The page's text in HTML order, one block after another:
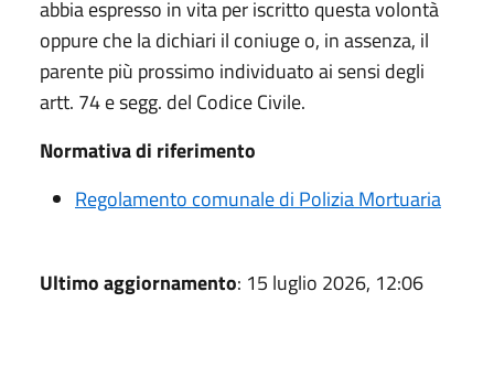
abbia espresso in vita per iscritto questa volontà
oppure che la dichiari il coniuge o, in assenza, il
parente più prossimo individuato ai sensi degli
artt. 74 e segg. del Codice Civile.
Normativa di riferimento
Regolamento comunale di Polizia Mortuaria
Ultimo aggiornamento: 15 luglio 2026, 12:06